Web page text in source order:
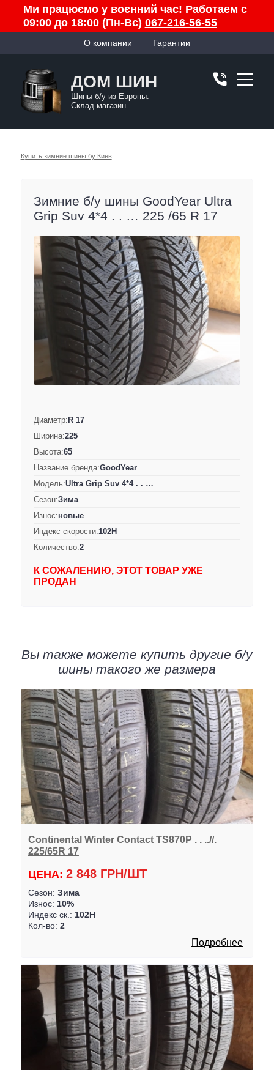
Ми працюємо у воєнний час! Работаем с
09:00 до 18:00 (Пн-Вс) 067-216-56-55
О компании Гарантии
ДОМ ШИН
Шины б/у из Европы.
Склад-магазин
Купить зимние шины бу Киев
Зимние б/у шины GoodYear Ultra
Grip Suv 4*4 . . … 225 /65 R 17
Диаметр:R 17
Ширина:225
Высота:65
Название бренда:GoodYear
Модель:Ultra Grip Suv 4*4 . . …
Сезон:Зима
Износ:новые
Индекс скорости:102H
Количество:2
К СОЖАЛЕНИЮ, ЭТОТ ТОВАР УЖЕ
ПРОДАН
Вы также можете купить другие б/у
шины такого же размера
Continental Winter Contact TS870P . . ..//.
225/65R 17
ЦЕНА: 2 848 ГРН/ШТ
Сезон: Зима
Износ: 10%
Индекс ск.: 102H
Кол-во: 2
Подробнее